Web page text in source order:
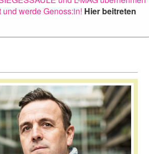
und werde Genoss:in! Hier beitreten